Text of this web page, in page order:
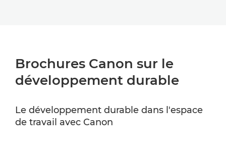
Brochures Canon sur le
développement durable
Le développement durable dans l'espace
de travail avec Canon